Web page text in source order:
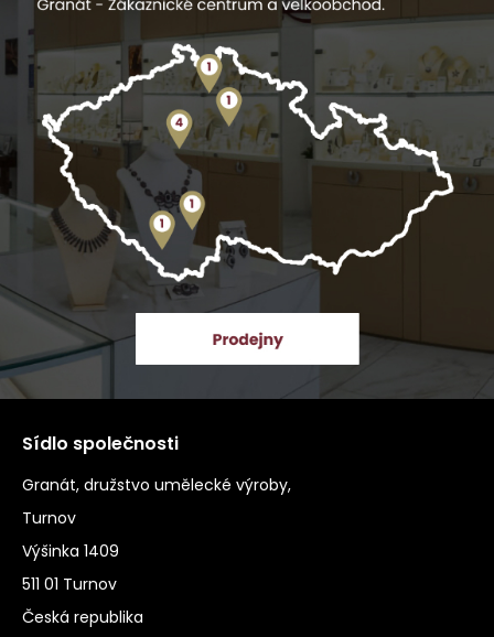
Sídlo společnosti
Granát, družstvo umělecké výroby,
Turnov
Výšinka 1409
511 01 Turnov
Česká republika